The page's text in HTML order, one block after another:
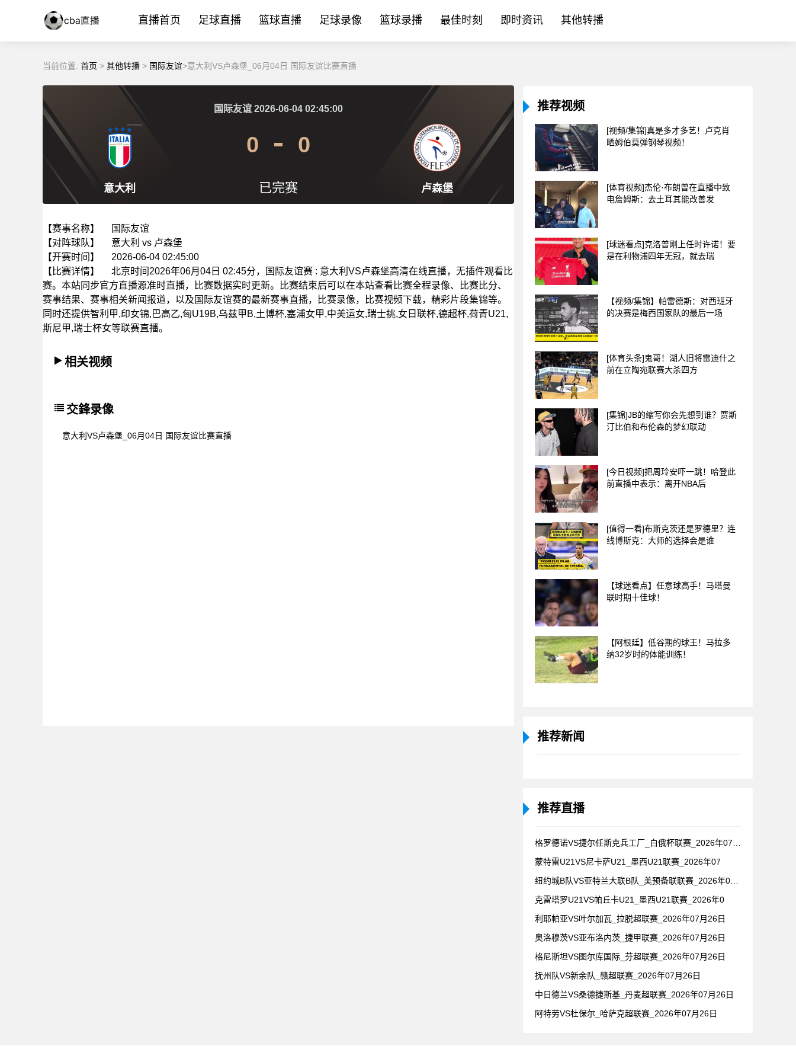
直播首页 足球直播 篮球直播 足球录像 篮球录播 最佳时刻 即时资讯 其他转播
当前位置: 首页 > 其他转播 > 国际友谊>意大利VS卢森堡_06月04日 国际友谊比赛直播
意大利 卢森堡
国际友谊 2026-06-04 02:45:00
0 0
已完赛
【赛事名称】
国际友谊
【对阵球队】
意大利 vs 卢森堡
【开赛时间】
2026-06-04 02:45:00
【比赛详情】
北京时间2026年06月04日 02:45分，国际友谊赛 : 意大利VS卢森堡高清在线直播，无插件观看比
赛。本站同步官方直播源准时直播，比赛数据实时更新。比赛结束后可以在本站查看比赛全程录像、比赛比分、
赛事结果、赛事相关新闻报道，以及国际友谊赛的最新赛事直播，比赛录像，比赛视频下载，精彩片段集锦等。
同时还提供智利甲,印女锦,巴高乙,匈U19B,乌兹甲B,土博杯,塞浦女甲,中美运女,瑞士挑,女日联杯,德超杯,荷青U21,
斯尼甲,瑞士杯女等联赛直播。
相关视频
交鋒录像
意大利VS卢森堡_06月04日 国际友谊比赛直播
推荐视频
[视频/集锦]真是多才多艺！卢克肖
晒姆伯莫弹钢琴视频！
[体育视频]杰伦·布朗曾在直播中致
电詹姆斯：去土耳其能改善发
[球迷看点]克洛普刚上任时许诺！要
是在利物浦四年无冠，就去瑞
【视频/集锦】帕雷德斯：对西班牙
的决赛是梅西国家队的最后一场
[体育头条]鬼哥！湖人旧将雷迪什之
前在立陶宛联赛大杀四方
[集锦]JB的缩写你会先想到谁？贾斯
汀比伯和布伦森的梦幻联动
[今日视频]把周玲安吓一跳！哈登此
前直播中表示：离开NBA后
[值得一看]布斯克茨还是罗德里？连
线博斯克：大师的选择会是谁
【球迷看点】任意球高手！马塔曼
联时期十佳球！
【阿根廷】低谷期的球王！马拉多
纳32岁时的体能训练！
推荐新闻
推荐直播
蒙特雷U21VS尼卡萨U21_墨西U21联赛_2026年07
克雷塔罗U21VS帕丘卡U21_墨西U21联赛_2026年0
利耶帕亚VS叶尔加瓦_拉脱超联赛_2026年07月26日
奥洛穆茨VS亚布洛内茨_捷甲联赛_2026年07月26日
格尼斯坦VS图尔库国际_芬超联赛_2026年07月26日
抚州队VS新余队_赣超联赛_2026年07月26日
中日德兰VS桑德捷斯基_丹麦超联赛_2026年07月26日
阿特劳VS杜保尔_哈萨克超联赛_2026年07月26日